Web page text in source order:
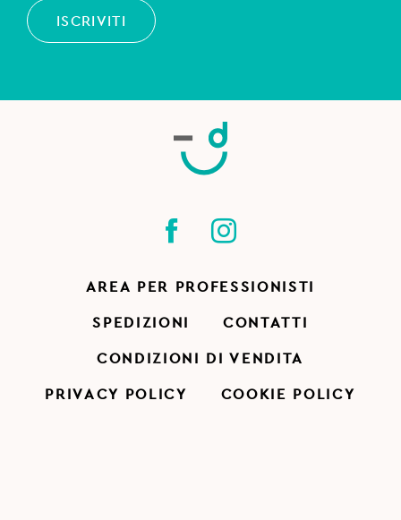
ISCRIVITI
AREA PER PROFESSIONISTI
SPEDIZIONI CONTATTI
CONDIZIONI DI VENDITA
PRIVACY POLICY COOKIE POLICY